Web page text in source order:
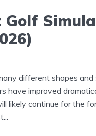
Golf
different shapes
have improved
likely continue for the